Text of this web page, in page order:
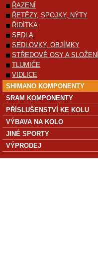
ŘAZENÍ
ŘETĚZY, SPOJKY, NÝTY
ŘIDÍTKA
SEDLA
SEDLOVKY, OBJÍMKY
STŘEDOVÉ OSY A SLOŽENÍ
TLUMIČE
VIDLICE
SHIMANO KOMPONENTY
SRAM KOMPONENTY
PŘÍSLUŠENSTVÍ KE KOLU
VÝBAVA NA KOLO
JINÉ SPORTY
VÝPRODEJ